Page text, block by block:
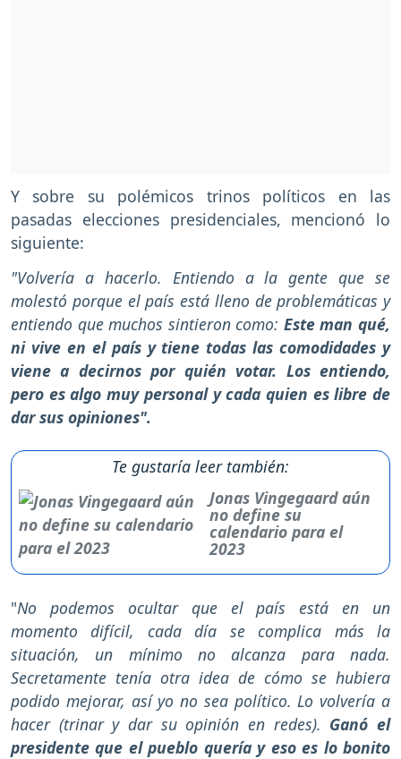
Y sobre su polémicos trinos políticos en las
pasadas elecciones presidenciales, mencionó lo
siguiente:
"Volvería a hacerlo. Entiendo a la gente que se
molestó porque el país está lleno de problemáticas y
entiendo que muchos sintieron como: Este man qué,
ni vive en el país y tiene todas las comodidades y
viene a decirnos por quién votar. Los entiendo,
pero es algo muy personal y cada quien es libre de
dar sus opiniones".
Te gustaría leer también:
Jonas Vingegaard aún
no define su
calendario para el
2023
"No podemos ocultar que el país está en un
momento difícil, cada día se complica más la
situación, un mínimo no alcanza para nada.
Secretamente tenía otra idea de cómo se hubiera
podido mejorar, así yo no sea político. Lo volvería a
hacer (trinar y dar su opinión en redes). Ganó el
presidente que el pueblo quería y eso es lo bonito